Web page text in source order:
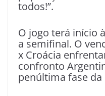
todos!”.
O jogo terá início
a semifinal. O
x Croácia
confronto
penúltima fase